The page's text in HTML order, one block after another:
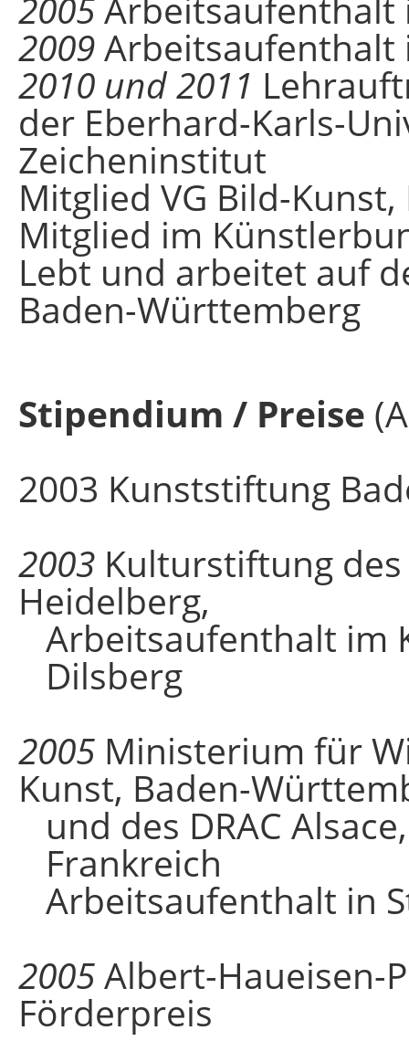
2005Arbeitsaufenthalt
2009Arbeitsaufenthalt
2010 und 2011
der Eberhard-Karls-
Zeicheninstitut
Mitglied VG Bild-Kunst,
Mitglied im
Lebt und arbeitet auf
Baden-Württemberg
Stipendium / Preise
2003 Kunststiftung
2003Kulturstiftung des
Heidelberg,
Arbeitsaufenthalt im
Dilsberg
2005Ministerium für
Kunst, Baden-
und des DRAC
Frankreich
Arbeitsaufenthalt in
2005Albert-Haueisen-
Förderpreis